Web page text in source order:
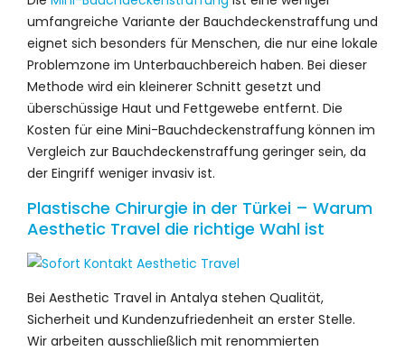
umfangreiche Variante der Bauchdeckenstraffung und
eignet sich besonders für Menschen, die nur eine lokale
Problemzone im Unterbauchbereich haben. Bei dieser
Methode wird ein kleinerer Schnitt gesetzt und
überschüssige Haut und Fettgewebe entfernt. Die
Kosten für eine Mini-Bauchdeckenstraffung können im
Vergleich zur Bauchdeckenstraffung geringer sein, da
der Eingriff weniger invasiv ist.
Plastische Chirurgie in der Türkei – Warum
Aesthetic Travel die richtige Wahl ist
Bei Aesthetic Travel in Antalya stehen Qualität,
Sicherheit und Kundenzufriedenheit an erster Stelle.
Wir arbeiten ausschließlich mit renommierten